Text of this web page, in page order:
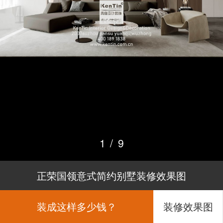
1 / 9
正荣国领意式简约别墅装修效果图
装成这样多少钱？ 装修效果图